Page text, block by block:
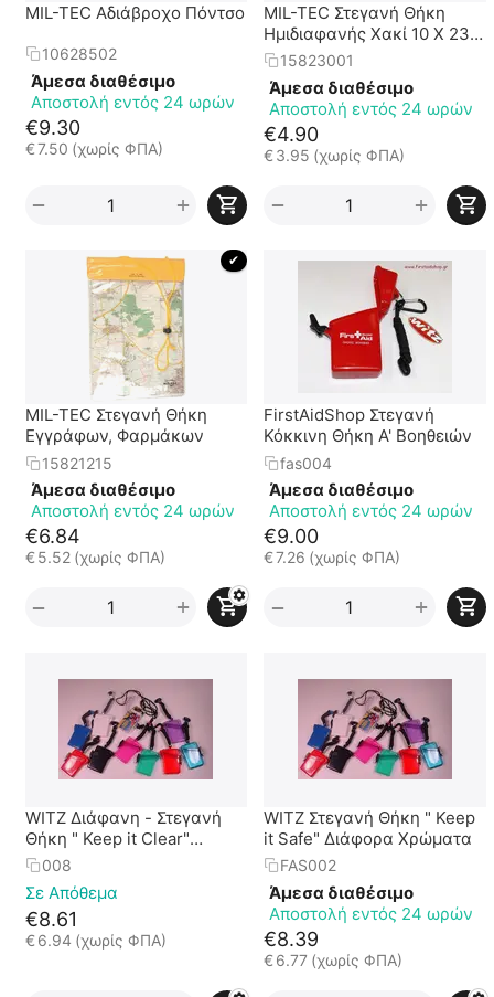
MIL-TEC Αδιάβροχο Πόντσο
10628502
Άμεσα διαθέσιμο
Αποστολή εντός 24 ωρών
€9.30
€7.50 (χωρίς ΦΠΑ)
+
−
MIL-TEC Στεγανή Θήκη
Ημιδιαφανής Χακί 10 Χ 23
cm15823001
Άμεσα διαθέσιμο
Αποστολή εντός 24 ωρών
€4.90
€3.95 (χωρίς ΦΠΑ)
+
−
✔
MIL-TEC Στεγανή Θήκη
Εγγράφων, Φαρμάκων
15821215
Άμεσα διαθέσιμο
Αποστολή εντός 24 ωρών
€6.84
€ 5.52 (χωρίς ΦΠΑ)
+
−
FirstAidShop Στεγανή
Κόκκινη Θήκη Α' Βοηθειών
fas004
Άμεσα διαθέσιμο
Αποστολή εντός 24 ωρών
€9.00
€7.26 (χωρίς ΦΠΑ)
+
−
WITZ Διάφανη - Στεγανή
Θήκη " Keep it Clear"
Διάφορες Αποχρώσεις
008
Σε Απόθεμα
€8.61
€ 6.94 (χωρίς ΦΠΑ)
WITZ Στεγανή Θήκη " Keep
it Safe" Διάφορα Χρώματα
FAS002
Άμεσα διαθέσιμο
Αποστολή εντός 24 ωρών
€8.39
€6.77 (χωρίς ΦΠΑ)